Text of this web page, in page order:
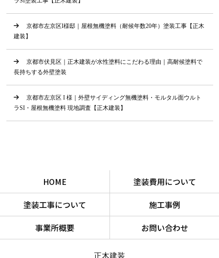
京都市左京区I様邸｜屋根無機塗料（耐候年数20年）塗装工事【正木
建装】
京都市伏見区｜正木建装が水性塗料にこだわる理由｜高耐候塗料で
長持ちする外壁塗装
京都市左京区 I 様｜外壁サイディング無機塗料・モルタル面ウルト
ラSI・屋根無機塗料 現地調査【正木建装】
HOME
塗装費用について
塗装工事について
施工事例
事業所概要
お問い合わせ
正木建装